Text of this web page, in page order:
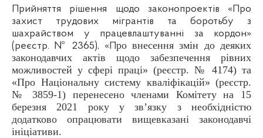
Прийняття рішення щодо законопроектів «Про
захист трудових мігрантів та боротьбу з
шахрайством у працевлаштуванні за кордон»
(реєстр. № 2365), «Про внесення змін до деяких
законодавчих актів щодо забезпечення рівних
можливостей у сфері праці» (реєстр. № 4174) та
«Про Національну систему кваліфікацій» (реєстр.
№ 3859-1) перенесено членами Комітету на 15
березня 2021 року у зв’язку з необхідністю
додатково опрацювати вищевказані законодавчі
ініціативи.